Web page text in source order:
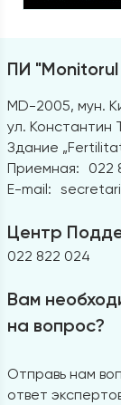
ПИ "Monitorul
MD-2005, мун.
ул. Константин
Здание
Приемная:
022
E-mail:
Центр
022 822 024
Вам
на вопрос?
Отправь нам
ответ